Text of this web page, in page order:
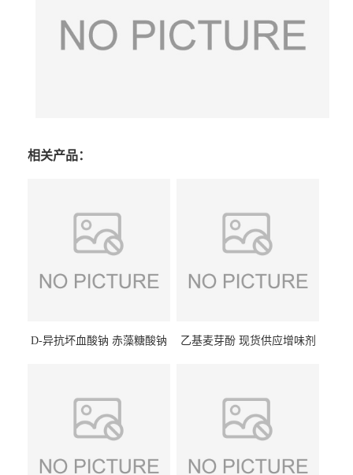
相关产品：
D-异抗坏血酸钠 赤藻糖酸钠
乙基麦芽酚 现货供应增味剂